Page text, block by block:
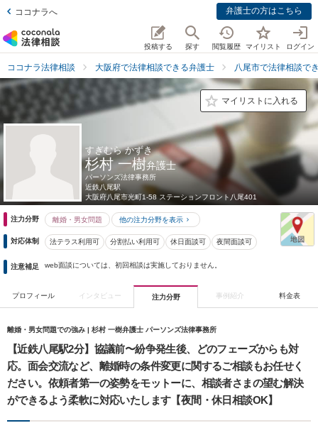
ココナラへ 弁護士の方はこちら
投稿する 探す 閲覧履歴 マイリスト ログイン
ココナラ法律相談 大阪府で法律相談できる弁護士 八尾市で法律相談で
マイリストに入れる
すぎむら かずき
杉村 一樹弁護士
パーソンズ法律事務所
近鉄八尾駅
大阪府八尾市光町1-58 ステーションフロント八尾401
注力分野 離婚・男女問題 他の注力分野を表示
対応体制 法テラス利用可 分割払い利用可 休日面談可 夜間面談可
注意補足 web面談については、初回相談は実施しておりません。
プロフィール インタビュー 注力分野 事例紹介 料金表
離婚・男女問題での強み | 杉村 一樹弁護士 パーソンズ法律事務所
【近鉄八尾駅2分】協議前〜紛争発生後、どのフェーズからも対
応。面会交流など、離婚時の条件変更に関するご相談もお任せく
ださい。依頼者第一の姿勢をモットーに、相談者さまの望む解決
ができるよう柔軟に対応いたします【夜間・休日相談OK】